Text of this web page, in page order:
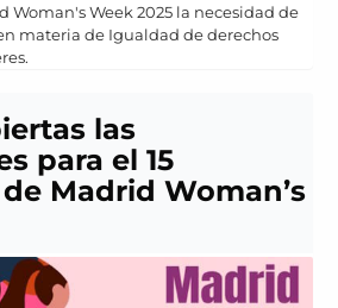
Woman's Week 2025 la necesidad de
materia de Igualdad de derechos
las
para el 15
Madrid Woman’s